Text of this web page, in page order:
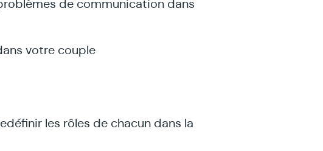
de communication dans
votre couple
les rôles de chacun dans la